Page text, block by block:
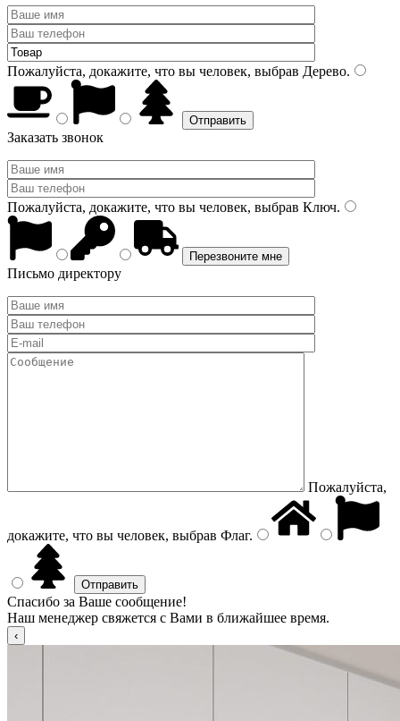
Пожалуйста, докажите, что вы человек, выбрав Дерево.
Заказать звонок
Пожалуйста, докажите, что вы человек, выбрав Ключ.
Письмо директору
Пожалуйста,
докажите, что вы человек, выбрав Флаг.
Спасибо за Ваше сообщение!
Наш менеджер свяжется с Вами в ближайшее время.